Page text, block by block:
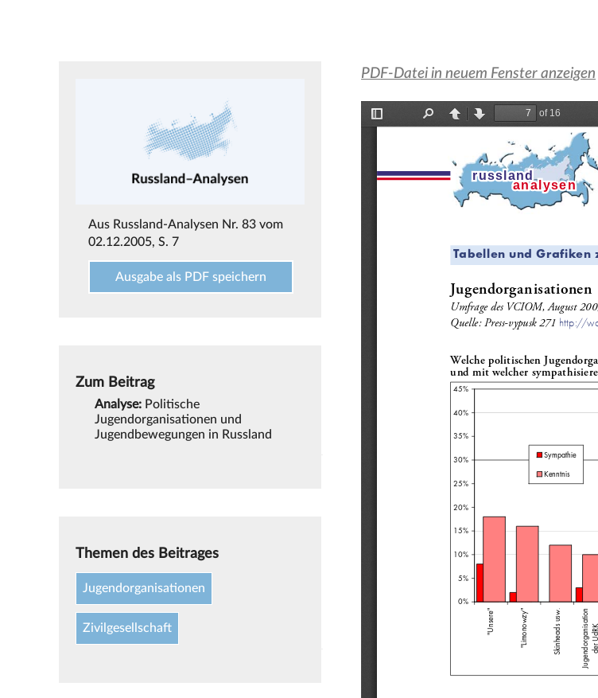
Aus Russland-Analysen Nr. 83 vom
02.12.2005, S. 7
Ausgabe als PDF speichern
Zum Beitrag
Analyse: Politische
Jugendorganisationen und
Jugendbewegungen in Russland
Themen des Beitrages
Jugendorganisationen
Zivilgesellschaft
PDF-Datei in neuem Fenster anzeigen